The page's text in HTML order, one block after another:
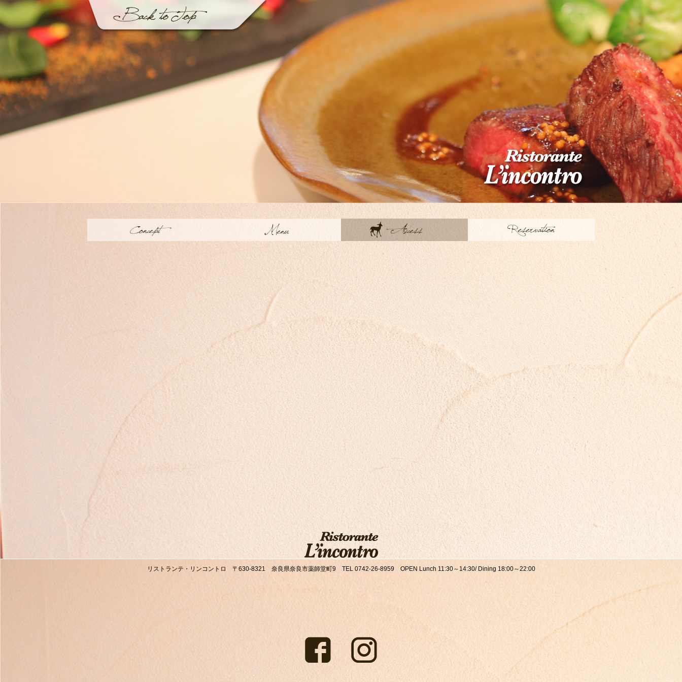
リストランテ・リンコントロ 〒630-8321 奈良県奈良市薬師堂町9 TEL 0742-26-8959 OPEN Lunch 11:30～14:30/ Dining 18:00～22:00